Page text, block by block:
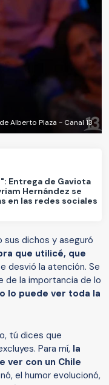
Alberto Plaza - Canal 13
Entrega de Gaviota
Hernández se
en las redes sociales
sus dichos y aseguró
que utilicé, que
desvió la atención. Se
de la importancia de lo
lo puede ver toda la
tú dices que
Para mí, la
ver con un Chile
el humor evolucionó,